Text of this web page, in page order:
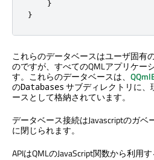
}
}
これらのデータベースはユーザ固有
のですが、すべてのQMLアプリケー
す。これらのデータベースは、
のDatabases サブディレクトリに、
ースとして格納されています。
データベース接続はJavascriptのガ
に閉じられます。
APIはQMLのJavaScript関数から利用